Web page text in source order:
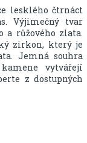
lesklého čtrnáct
Výjimečný tvar
a růžového zlata.
zirkon, který je
Jemná souhra
vytvářejí
z dostupných